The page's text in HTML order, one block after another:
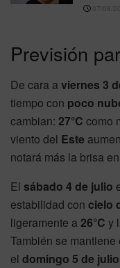
07/08/
Previsión
De cara aviernes 3
tiempo con poco
cambian: 27°C como
viento del Este
notará más la brisa
El sábado 4 de julio
estabilidad con cielo
ligeramente a26°C y
También se mantiene
el domingo 5 de julio